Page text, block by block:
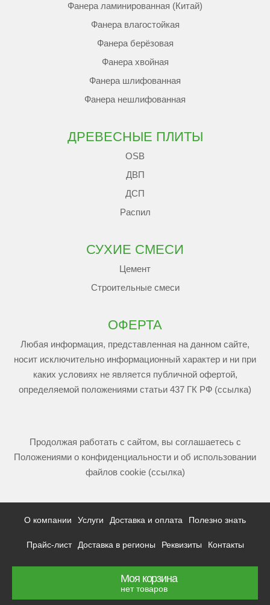
Фанера ламинированная (Китай)
Фанера влагостойкая
Фанера берёзовая
Фанера хвойная
Фанера шлифованная
Фанера нешлифованная
ДРЕВЕСНЫЕ ПЛИТЫ
OSB
ДВП
ДСП
Распил
СУХИЕ СМЕСИ
Цемент
Строительные смеси
ОФЕРТА
Любая информация, представленная на данном сайте,
носит исключительно информационный характер и ни при
каких условиях не является публичной офертой,
определяемой положениями статьи 437 ГК РФ (ссылка)
Продолжая работать с сайтом, вы соглашаетесь с
Положениями о конфиденциальности и об использовании
файлов cookie (ссылка)
О компании Услуги Доставка и оплата Полезно знать
Прайс-лист Доставка в регионы Реквизиты Контакты
Моя корзина
нет товаров